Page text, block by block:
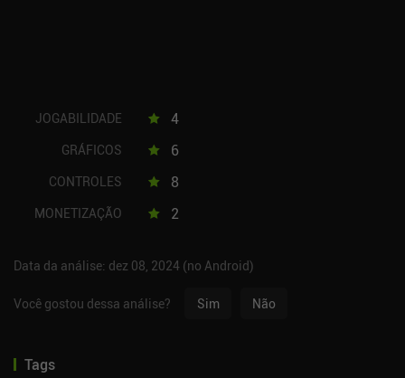
JOGABILIDADE 4
GRÁFICOS 6
CONTROLES 8
MONETIZAÇÃO 2
Data da análise: dez 08, 2024 (no Android)
Você gostou dessa análise? Sim Não
Tags